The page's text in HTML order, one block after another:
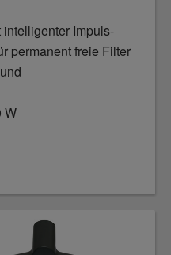
Impuls-
permanent freie Filter
W